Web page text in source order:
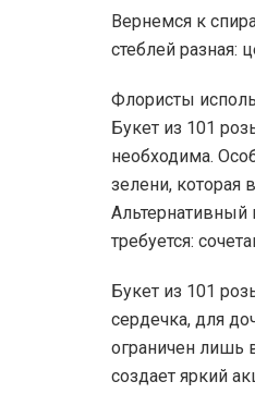
Вернемся к
стеблей разная:
Флористы
Букет из 101
необходима.
зелени, которая
Альтернативный
требуется:
Букет из 101
сердечка, для
ограничен лишь
создает яркий